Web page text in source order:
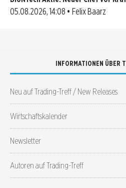
05.08.2026, 14:08 • Felix Baarz
INFORMATIONEN ÜBER
Neu auf Trading-Treff / New Releases
Wirtschaftskalender
Newsletter
Autoren auf Trading-Treff